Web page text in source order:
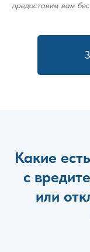
предоставим вам
Какие
с
или